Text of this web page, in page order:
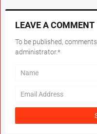
LEAVE A COMMENT
To be published,
administrator.*